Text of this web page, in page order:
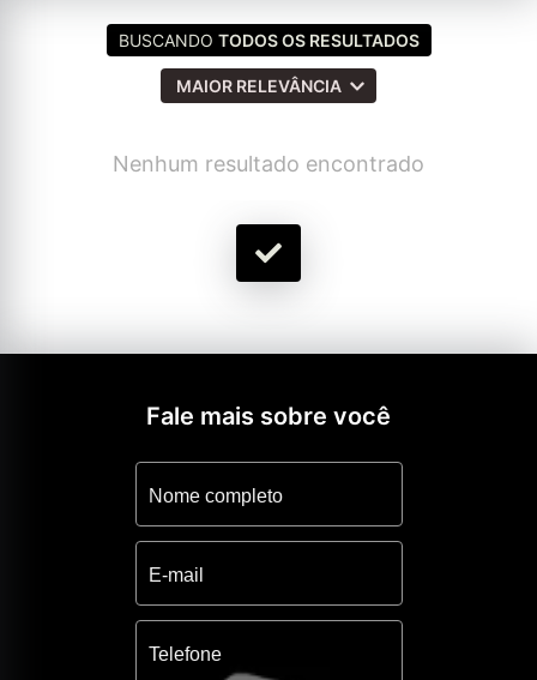
BUSCANDO TODOS OS RESULTADOS
MAIOR RELEVÂNCIA
Nenhum resultado encontrado
Fale mais sobre você